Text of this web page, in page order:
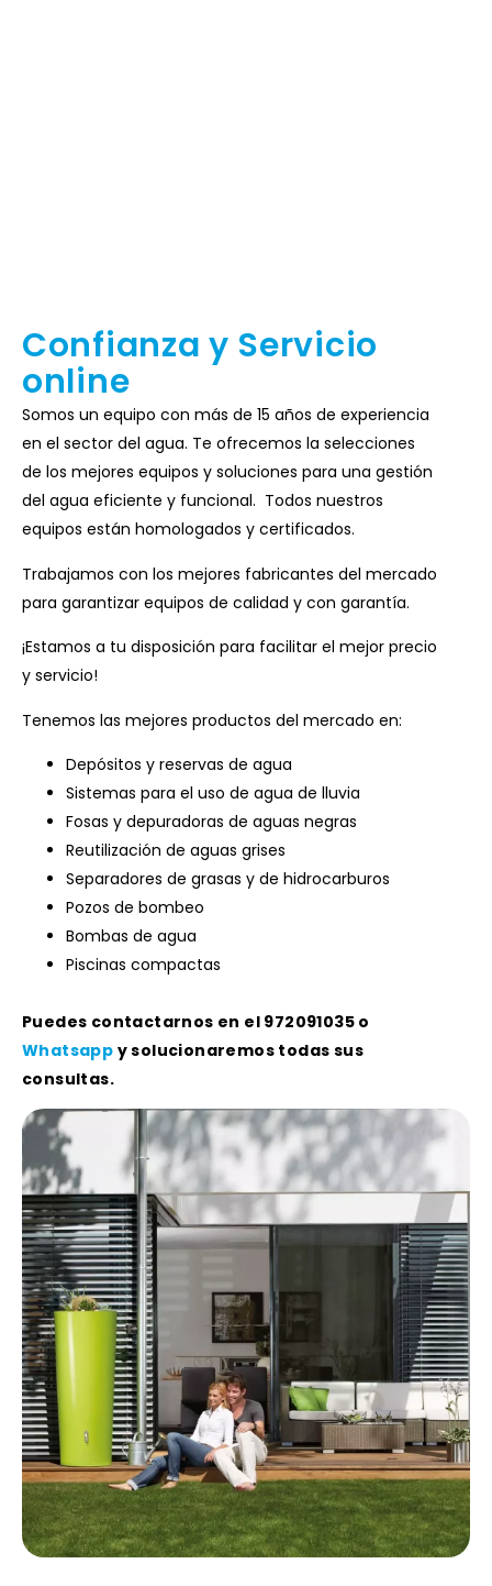
Confianza y Servicio
online
Somos un equipo con más de 15 años de experiencia
en el sector del agua. Te ofrecemos la selecciones
de los mejores equipos y soluciones para una gestión
del agua eficiente y funcional. Todos nuestros
equipos están homologados y certificados.
Trabajamos con los mejores fabricantes del mercado
para garantizar equipos de calidad y con garantía.
¡Estamos a tu disposición para facilitar el mejor precio
y servicio!
Tenemos las mejores productos del mercado en:
Depósitos y reservas de agua
Sistemas para el uso de agua de lluvia
Fosas y depuradoras de aguas negras
Reutilización de aguas grises
Separadores de grasas y de hidrocarburos
Pozos de bombeo
Bombas de agua
Piscinas compactas
Puedes contactarnos en el 972091035 o
Whatsapp y solucionaremos todas sus
consultas.